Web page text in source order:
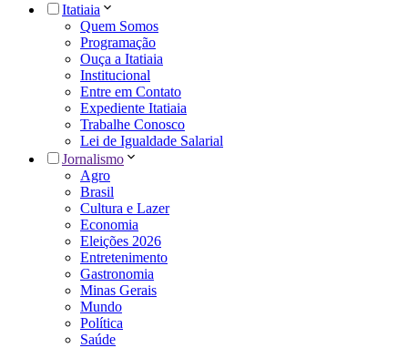
Itatiaia
Quem Somos
Programação
Ouça a Itatiaia
Institucional
Entre em Contato
Expediente Itatiaia
Trabalhe Conosco
Lei de Igualdade Salarial
Jornalismo
Agro
Brasil
Cultura e Lazer
Economia
Eleições 2026
Entretenimento
Gastronomia
Minas Gerais
Mundo
Política
Saúde